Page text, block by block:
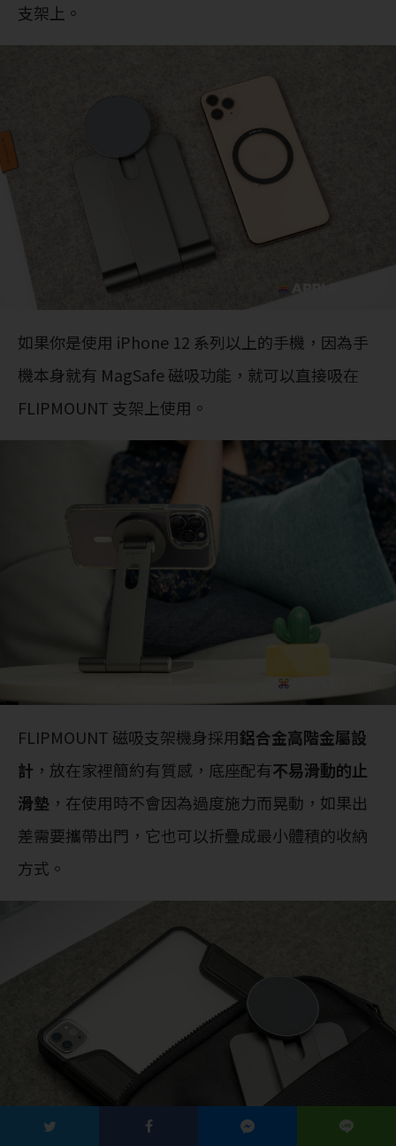
支架上。
如果你是使用 iPhone 12 系列以上的手機，因為手
機本身就有 MagSafe 磁吸功能，就可以直接吸在
FLIPMOUNT 支架上使用。
FLIPMOUNT 磁吸支架機身採用鋁合金高階金屬設
計 ，放在家裡簡約有質感，底座配有不易滑動的止
滑墊 ，在使用時不會因為過度施力而晃動，如果出
差需要攜帶出門，它也可以折疊成最小體積的收納
方式。